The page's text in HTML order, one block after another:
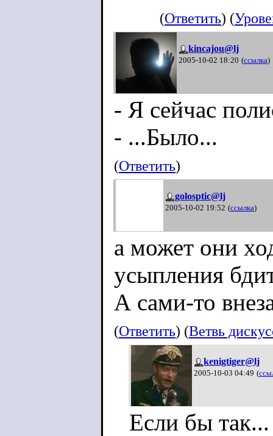
>А в чем
секрет?
О, эта
ждать
писать
нервно
(Ответить) (
kincajou@lj
2005-10-02 18:20 (ссылка)
- Я сейчас
- ...Было...
(Ответить)
golosptic@lj
2005-10-02 19:52 (ссылка)
а может они
усыпления
А сами-то
(Ответить) (Ветвь
kenigtiger@lj
2005-10-03 04:49 (
Если бы так...